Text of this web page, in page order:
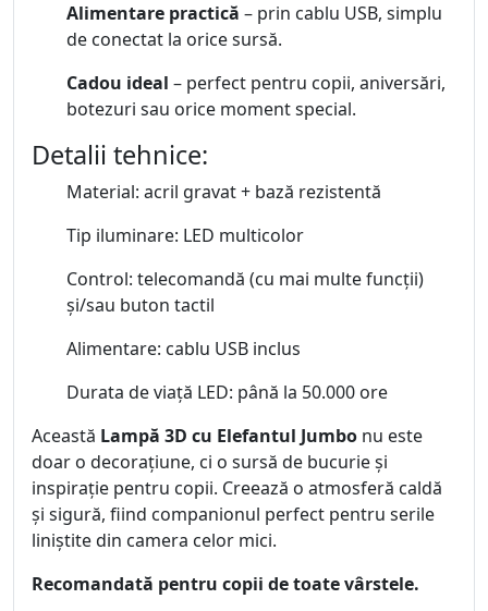
Alimentare practică – prin cablu USB, simplu
de conectat la orice sursă.
Cadou ideal – perfect pentru copii, aniversări,
botezuri sau orice moment special.
Detalii tehnice:
Material: acril gravat + bază rezistentă
Tip iluminare: LED multicolor
Control: telecomandă (cu mai multe funcții)
și/sau buton tactil
Alimentare: cablu USB inclus
Durata de viață LED: până la 50.000 ore
Această Lampă 3D cu Elefantul Jumbo nu este
doar o decorațiune, ci o sursă de bucurie și
inspirație pentru copii. Creează o atmosferă caldă
și sigură, fiind companionul perfect pentru serile
liniștite din camera celor mici.
Recomandată pentru copii de toate vârstele.